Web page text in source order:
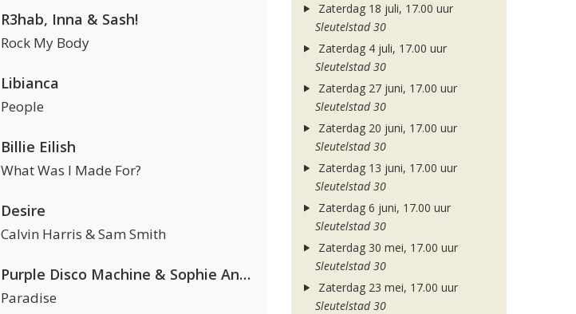
R3hab, Inna & Sash!
Rock My Body
Libianca
People
Billie Eilish
What Was I Made For?
Desire
Calvin Harris & Sam Smith
Purple Disco Machine & Sophie And The Giants
Paradise
Zaterdag 18 juli, 17.00 uur
Sleutelstad 30
Zaterdag 4 juli, 17.00 uur
Sleutelstad 30
Zaterdag 27 juni, 17.00 uur
Sleutelstad 30
Zaterdag 20 juni, 17.00 uur
Sleutelstad 30
Zaterdag 13 juni, 17.00 uur
Sleutelstad 30
Zaterdag 6 juni, 17.00 uur
Sleutelstad 30
Zaterdag 30 mei, 17.00 uur
Sleutelstad 30
Zaterdag 23 mei, 17.00 uur
Sleutelstad 30